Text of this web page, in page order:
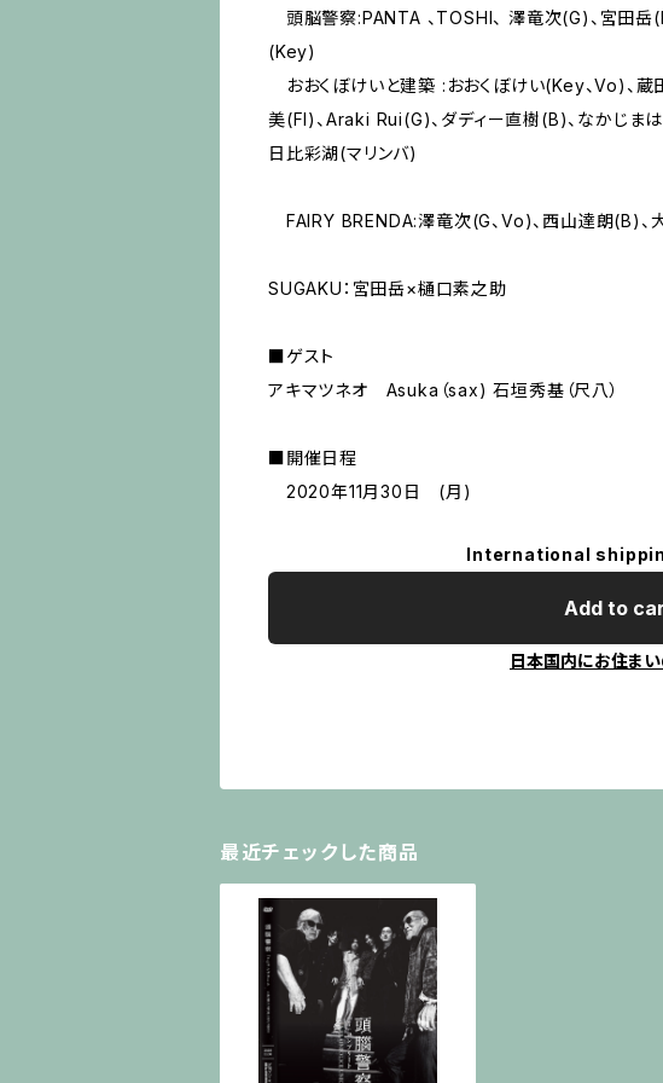
頭脳警察:PANTA 、TOSHI、 澤竜次(G)、宮田岳
(Key)
おおくぼけいと建築 :おおくぼけい(Key、Vo)、
美(Fl)、Araki Rui(G)、ダディー直樹(B)、なかじまは
日比彩湖(マリンバ)
FAIRY BRENDA:澤竜次(G、Vo)、西山達朗(B)、
SUGAKU：宮田岳×樋口素之助
■ゲスト
アキマツネオ Asuka（sax) 石垣秀基（尺八）
■開催日程
2020年11月30日 (月)
International
Add to
日本国内にお住ま
最近チェックした商品